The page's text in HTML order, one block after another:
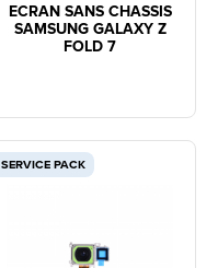
ECRAN SANS CHASSIS
SAMSUNG GALAXY Z
FOLD 7
SERVICE PACK